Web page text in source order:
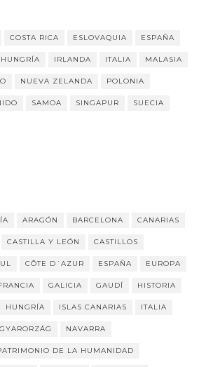
COSTA RICA ESLOVAQUIA ESPAÑA
HUNGRÍA IRLANDA ITALIA MALASIA
NUEVA ZELANDA POLONIA
SAMOA SINGAPUR SUECIA
ARAGÓN BARCELONA CANARIAS
CASTILLA Y LEÓN CASTILLOS
CÔTE D´AZUR ESPAÑA EUROPA
GALICIA GAUDÍ HISTORIA
HUNGRÍA ISLAS CANARIAS ITALIA
NAVARRA
DE LA HUMANIDAD